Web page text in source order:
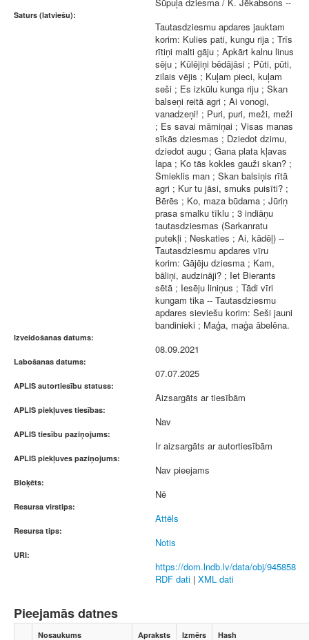
Saturs (latviešu):
Tautasdziesmu apdares jauktam
korim: Kulies pati, kungu rija ; Trīs
rītiņi malti gāju ; Apkārt kalnu linus
sēju ; Kūlējiņi bēdājāsi ; Pūti, pūti,
zilais vējis ; Kuļam pieci, kuļam
seši ; Es izkūlu kunga riju ; Skan
balseņi reitā agri ; Ai vonogi,
vanadzeņi! ; Puri, puri, meži, meži
; Es savai māmiņai ; Visas manas
sīkās dziesmas ; Dziedot dzimu,
dziedot augu ; Gana plata kļavas
lapa ; Ko tās kokles gauži skan? ;
Smieklis man ; Skan balsiņis rītā
agri ; Kur tu jāsi, smuks puisīti? ;
Bērēs ; Ko, maza būdama ; Jūriņ
prasa smalku tīklu ; 3 indiāņu
tautasdziesmas (Sarkanratu
putekļi ; Neskaties ; Ai, kādēļ) --
Tautasdziesmu apdares vīru
korim: Gājēju dziesma ; Kam,
bāliņi, audzināji? ; Iet Bierants
sētā ; Iesēju liniņus ; Tādi vīri
kungam tika -- Tautasdziesmu
apdares sieviešu korim: Seši jauni
bandinieki ; Maģa, maģa ābelēna.
Izveidošanas datums:
08.09.2021
Labošanas datums:
07.07.2025
APLIS autortiesību statuss:
Aizsargāts ar tiesībām
APLIS piekļuves tiesības:
Nav
APLIS tiesību paziņojums:
Ir aizsargāts ar autortiesībām
APLIS piekļuves paziņojums:
Nav pieejams
Bloķēts:
Nē
Resursa virstips:
Attēls
Resursa tips:
Notis
URI:
https://dom.lndb.lv/data/obj/945858
RDF dati | XML dati
Pieejamās datnes
Nosaukums Apraksts Izmērs Hash